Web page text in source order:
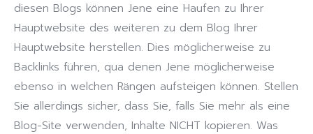
diesen Blogs können Jene eine Haufen zu Ihrer
Hauptwebsite des weiteren zu dem Blog Ihrer
Hauptwebsite herstellen. Dies möglicherweise zu
Backlinks führen, qua denen Jene möglicherweise
ebenso in welchen Rängen aufsteigen können. Stellen
Sie allerdings sicher, dass Sie, falls Sie mehr als eine
Blog-Site verwenden, Inhalte NICHT kopieren. Was